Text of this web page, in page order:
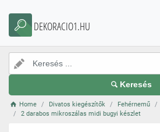
DEKORACIO1.HU
Keresés
Home Divatos kiegészítők Fehérnemű
2 darabos mikroszálas midi bugyi készlet